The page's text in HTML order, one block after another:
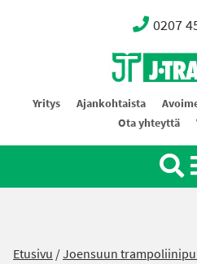
0207
Oy J-Trading Ab
Yritys Ajankohtaista
Ota yhteyttä
Etusivu /Joensuun